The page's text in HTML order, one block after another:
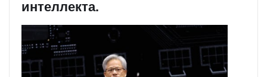
интеллекта.